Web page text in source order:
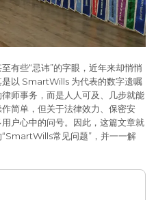
有些“忌讳”的字眼，近年来却悄悄
以 SmartWills 为代表的数字遗嘱
师事务，而是人人可及、几步就能
简单，但关于法律效力、保密安
户心中的问号。因此，这篇文章就
常见问题”，并一一解